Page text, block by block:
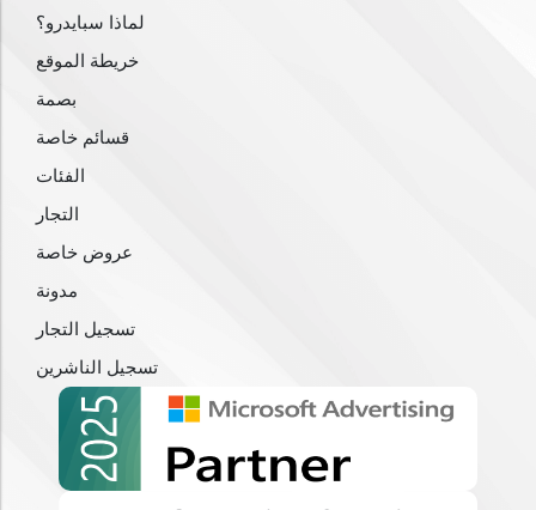
لماذا سبايدرو؟
خريطة الموقع
بصمة
قسائم خاصة
الفئات
التجار
عروض خاصة
مدونة
تسجيل التجار
تسجيل الناشرين